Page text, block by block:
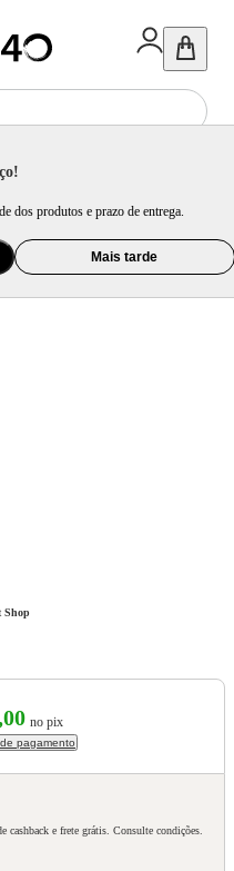
dos produtos e prazo de entrega.
Mais tarde
Frenchdoor
Shop
no pix
pagamento
cashback e frete grátis. Consulte condições.